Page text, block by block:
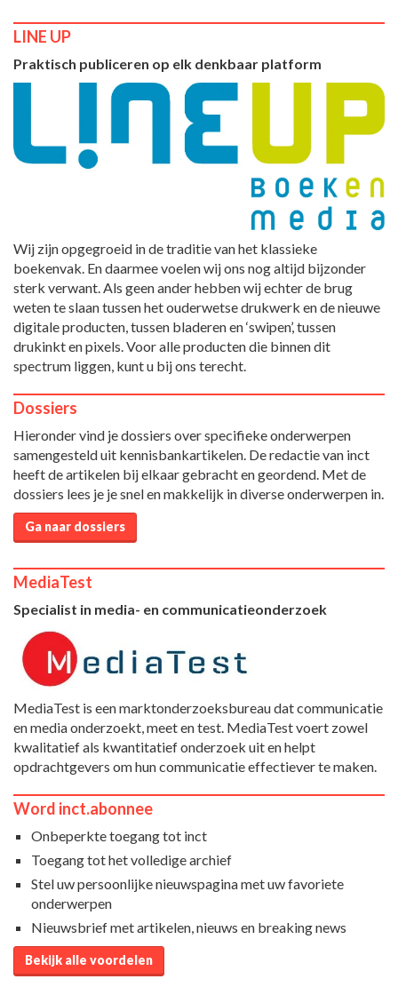
LINE UP
Praktisch publiceren op elk denkbaar platform
Wij zijn opgegroeid in de traditie van het klassieke
boekenvak. En daarmee voelen wij ons nog altijd bijzonder
sterk verwant. Als geen ander hebben wij echter de brug
weten te slaan tussen het ouderwetse drukwerk en de nieuwe
digitale producten, tussen bladeren en ‘swipen’, tussen
drukinkt en pixels. Voor alle producten die binnen dit
spectrum liggen, kunt u bij ons terecht.
Dossiers
Hieronder vind je dossiers over specifieke onderwerpen
samengesteld uit kennisbankartikelen. De redactie van inct
heeft de artikelen bij elkaar gebracht en geordend. Met de
dossiers lees je je snel en makkelijk in diverse onderwerpen in.
Ga naar dossiers
MediaTest
Specialist in media- en communicatieonderzoek
MediaTest is een marktonderzoeksbureau dat communicatie
en media onderzoekt, meet en test. MediaTest voert zowel
kwalitatief als kwantitatief onderzoek uit en helpt
opdrachtgevers om hun communicatie effectiever te maken.
Word inct.abonnee
Onbeperkte toegang tot inct
Toegang tot het volledige archief
Stel uw persoonlijke nieuwspagina met uw favoriete
onderwerpen
Nieuwsbrief met artikelen, nieuws en breaking news
Bekijk alle voordelen